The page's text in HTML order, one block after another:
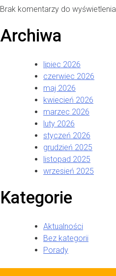
Brak komentarzy do wyświetlenia.
Archiwa
lipiec 2026
czerwiec 2026
maj 2026
kwiecień 2026
marzec 2026
luty 2026
styczeń 2026
grudzień 2025
listopad 2025
wrzesień 2025
Kategorie
Aktualności
Bez kategorii
Porady